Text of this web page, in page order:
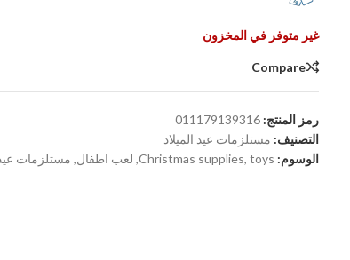
غير متوفر في المخزون
Compare
رمز المنتج: 011179139316
التصنيف: مستلزمات عيد الميلاد
الوسوم:
Christmas supplies, toys
, لعب اطفال, مستلزمات عيد